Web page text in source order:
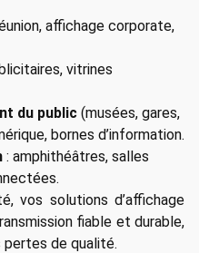
affichage corporate,
vitrines
du public (musées, gares,
bornes d’information.
: amphithéâtres, salles
vos solutions d’affichage
fiable et durable,
de qualité.